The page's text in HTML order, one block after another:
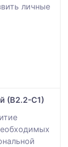
личные
(В2.2-С1)